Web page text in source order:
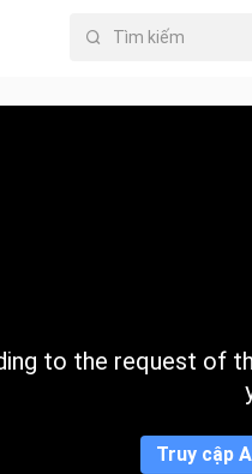
to the request of
Truy cập